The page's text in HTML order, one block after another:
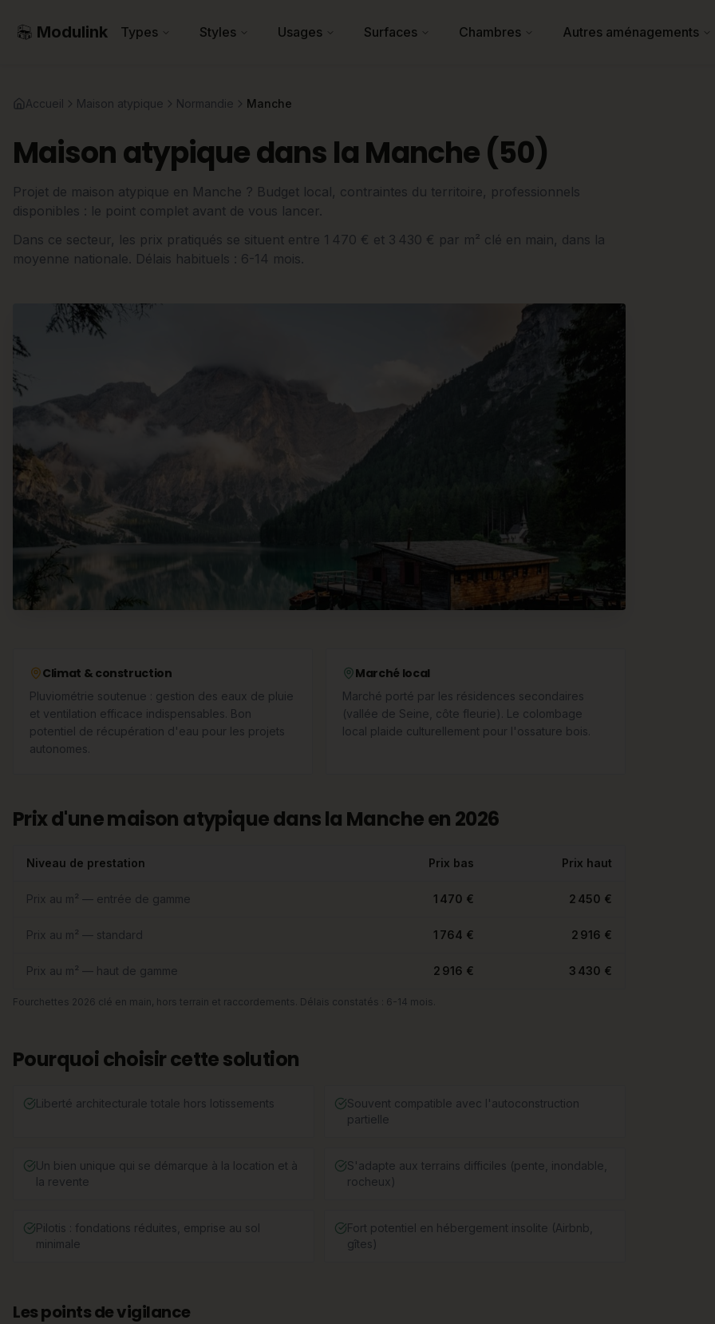
Modulink Types Styles Usages Surfaces Chambres Autres aménagements
Accueil Maison atypique Normandie Manche
Maison atypique dans la Manche (50)
Projet de maison atypique en Manche ? Budget local, contraintes du territoire, professionnels
disponibles : le point complet avant de vous lancer.
Dans ce secteur, les prix pratiqués se situent entre 1 470 € et 3 430 € par m² clé en main, dans la
moyenne nationale. Délais habituels : 6-14 mois.
Climat & construction
Pluviométrie soutenue : gestion des eaux de pluie
et ventilation efficace indispensables. Bon
potentiel de récupération d'eau pour les projets
autonomes.
Marché local
Marché porté par les résidences secondaires
(vallée de Seine, côte fleurie). Le colombage
local plaide culturellement pour l'ossature bois.
Prix d'une maison atypique dans la Manche en 2026
Niveau de prestation Prix bas Prix haut
Prix au m² — entrée de gamme 1 470 € 2 450 €
Prix au m² — standard 1 764 € 2 916 €
Prix au m² — haut de gamme 2 916 € 3 430 €
Fourchettes 2026 clé en main, hors terrain et raccordements. Délais constatés : 6-14 mois.
Pourquoi choisir cette solution
Liberté architecturale totale hors lotissements
Souvent compatible avec l'autoconstruction
partielle
Un bien unique qui se démarque à la location et à
la revente
S'adapte aux terrains difficiles (pente, inondable,
rocheux)
Pilotis : fondations réduites, emprise au sol
minimale
Fort potentiel en hébergement insolite (Airbnb,
gîtes)
Les points de vigilance